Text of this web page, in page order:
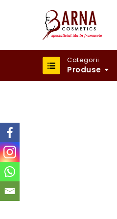
Categorii
Produse